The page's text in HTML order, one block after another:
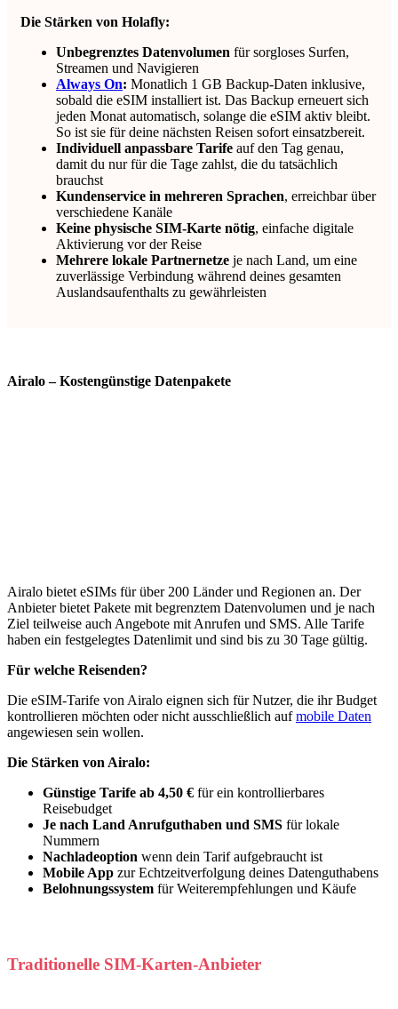
Die Stärken von Holafly:
Unbegrenztes Datenvolumen für sorgloses Surfen,
Streamen und Navigieren
Always On: Monatlich 1 GB Backup-Daten inklusive,
sobald die eSIM installiert ist. Das Backup erneuert sich
jeden Monat automatisch, solange die eSIM aktiv bleibt.
So ist sie für deine nächsten Reisen sofort einsatzbereit.
Individuell anpassbare Tarife auf den Tag genau,
damit du nur für die Tage zahlst, die du tatsächlich
brauchst
Kundenservice in mehreren Sprachen, erreichbar über
verschiedene Kanäle
Keine physische SIM-Karte nötig, einfache digitale
Aktivierung vor der Reise
Mehrere lokale Partnernetze je nach Land, um eine
zuverlässige Verbindung während deines gesamten
Auslandsaufenthalts zu gewährleisten
Airalo – Kostengünstige Datenpakete
Airalo bietet eSIMs für über 200 Länder und Regionen an. Der
Anbieter bietet Pakete mit begrenztem Datenvolumen und je nach
Ziel teilweise auch Angebote mit Anrufen und SMS. Alle Tarife
haben ein festgelegtes Datenlimit und sind bis zu 30 Tage gültig.
Für welche Reisenden?
Die eSIM-Tarife von Airalo eignen sich für Nutzer, die ihr Budget
kontrollieren möchten oder nicht ausschließlich aufmobile Daten
angewiesen sein wollen.
Die Stärken von Airalo:
Günstige Tarife ab 4,50 € für ein kontrollierbares
Reisebudget
Je nach Land Anrufguthaben und SMS für lokale
Nummern
Nachladeoption wenn dein Tarif aufgebraucht ist
Mobile App zur Echtzeitverfolgung deines Datenguthabens
Belohnungssystem für Weiterempfehlungen und Käufe
Traditionelle SIM-Karten-Anbieter